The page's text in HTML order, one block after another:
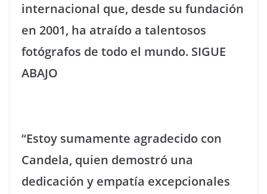
internacional que, desde su fundación
en 2001, ha atraído a talentosos
fotógrafos de todo el mundo. SIGUE
ABAJO
“Estoy sumamente agradecido con
Candela, quien demostró una
dedicación y empatía excepcionales